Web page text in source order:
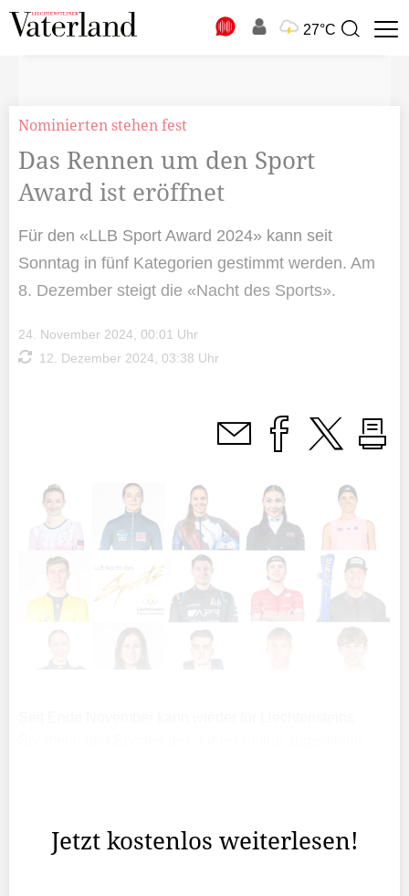
27°C
Suchbegriff
Nominierten stehen fest
Das Rennen um den Sport
Award ist eröffnet
Für den «LLB Sport Award 2024» kann seit
Sonntag in fünf Kategorien gestimmt werden. Am
8. Dezember steigt die «Nacht des Sports».
24. November 2024, 00:01 Uhr
12. Dezember 2024, 03:38 Uhr
Jetzt kostenlos weiterlesen!